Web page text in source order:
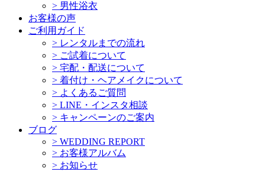
> 男性浴衣
お客様の声
ご利用ガイド
> レンタルまでの流れ
> ご試着について
> 宅配・配送について
> 着付け・ヘアメイクについて
> よくあるご質問
> LINE・インスタ相談
> キャンペーンのご案内
ブログ
> WEDDING REPORT
> お客様アルバム
> お知らせ